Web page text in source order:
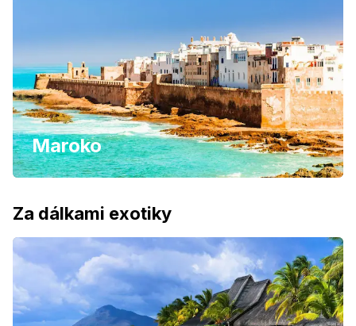
Maroko
Za dálkami exotiky